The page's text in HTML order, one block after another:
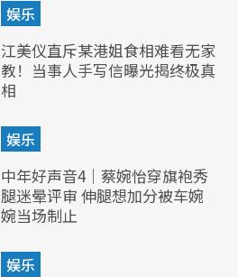
娱乐
江美仪直斥某港姐食相难看无家
教！当事人手写信曝光揭终极真
相
娱乐
中年好声音4｜蔡婉怡穿旗袍秀
腿迷晕评审 伸腿想加分被车婉
婉当场制止
娱乐